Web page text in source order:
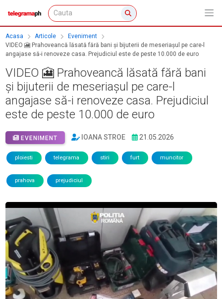
Acasa Articole
Eveniment
VIDEO 🎦 Prahoveancă lăsată fără bani și bijuterii de meseriașul pe care-l
angajase să-i renoveze casa. Prejudiciul este de peste 10.000 de euro
VIDEO 🎦 Prahoveancă lăsată fără bani
și bijuterii de meseriașul pe care-l
angajase să-i renoveze casa. Prejudiciul
este de peste 10.000 de euro
EVENIMENT IOANA STROE 21.05.2026
ploiesti telegrama stiri furt muncitor
prahova prejudiciul